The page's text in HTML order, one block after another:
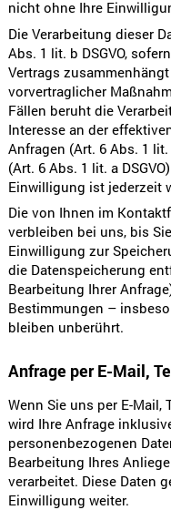
nicht ohne Ihre
Die Verarbeitung dieser
Abs. 1 lit. b DSGVO,
Vertrags
vorvertraglicher
Fällen beruht die
Interesse an der
Anfragen (Art. 6 Abs. 1
(Art. 6 Abs. 1 lit. a
Einwilligung ist jederzeit
Die von Ihnen im
verbleiben bei uns, bis
Einwilligung zur
die Datenspeicherung
Bearbeitung Ihrer
Bestimmungen –
bleiben unberührt.
Anfrage per E-Mail,
Wenn Sie uns per E-Mail,
wird Ihre Anfrage
personenbezogenen
Bearbeitung Ihres
verarbeitet. Diese Daten
Einwilligung weiter.